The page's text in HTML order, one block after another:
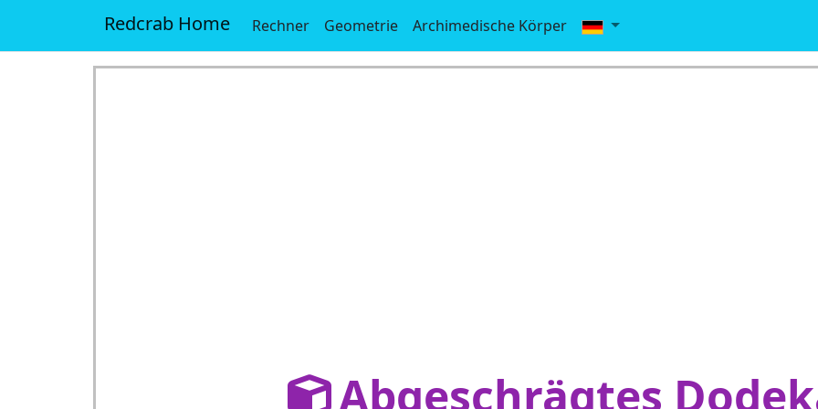
Redcrab Home Rechner Geometrie Archimedische Körper
Abgeschrägtes